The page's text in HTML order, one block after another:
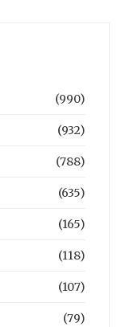
(990)
(932)
(788)
(635)
(165)
(118)
(107)
(79)